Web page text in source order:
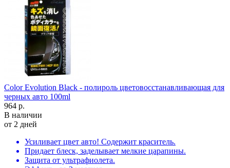
Color Evolution Black - полироль цветовосстанавливающая для
черных авто 100ml
964 р.
В наличии
от 2 дней
Усиливает цвет авто! Содержит краситель.
Придает блеск, заделывает мелкие царапины.
Защита от ультрафиолета.